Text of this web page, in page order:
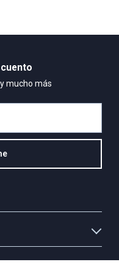
el contacto con aceites
mucho más